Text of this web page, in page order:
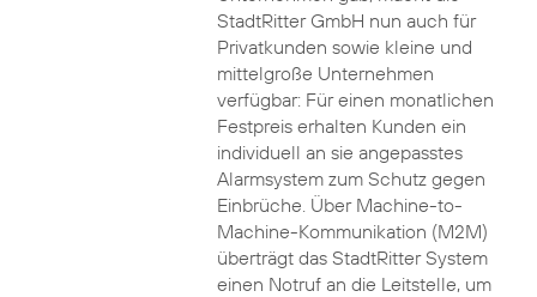
StadtRitter GmbH nun auch für
Privatkunden sowie kleine und
mittelgroße Unternehmen
verfügbar: Für einen monatlichen
Festpreis erhalten Kunden ein
individuell an sie angepasstes
Alarmsystem zum Schutz gegen
Einbrüche. Über Machine-to-
Machine-Kommunikation (M2M)
überträgt das StadtRitter System
einen Notruf an die Leitstelle, um